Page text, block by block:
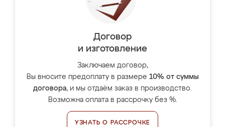
Договор
и изготовление
Заключаем договор,
Вы вносите предоплату в размере 10% от суммы
договора, и мы отдаём заказ в производство.
Возможна оплата в рассрочку без %.
УЗНАТЬ О РАССРОЧКЕ